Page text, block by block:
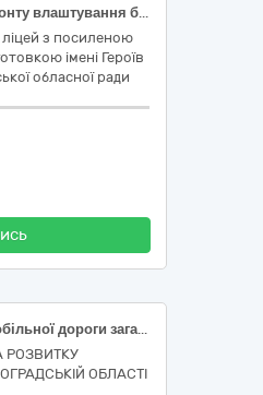
Послуги з поточного ремонту влаштування бруківки внутрішнього двору Закарпатського обласного ліцею з посиленою військово-фізичною підготовкою імені Героїв Красного поля Закарпатської обласної ради м. Мукачево, вул. Духновича,17
з посиленою
імені Героїв
обласної ради
Поточний ремонт автомобільної дороги загального користування державного значення Н-14 Олександрівка - Кропивницький - Миколаїв км 56+203 - км 70+000, км 111+800 - км 122+600 (окремими ділянками)
РОЗВИТКУ
ОБЛАСТІ